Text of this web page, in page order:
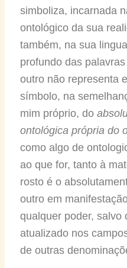
simboliza, incarnada
ontológico da sua
também, na sua
profundo das
outro não representa
símbolo, na
mim próprio, do
ontológica própria do
como algo de
ao que for, tanto à
rosto é o
outro em
qualquer poder, salvo
atualizado nos
de outras